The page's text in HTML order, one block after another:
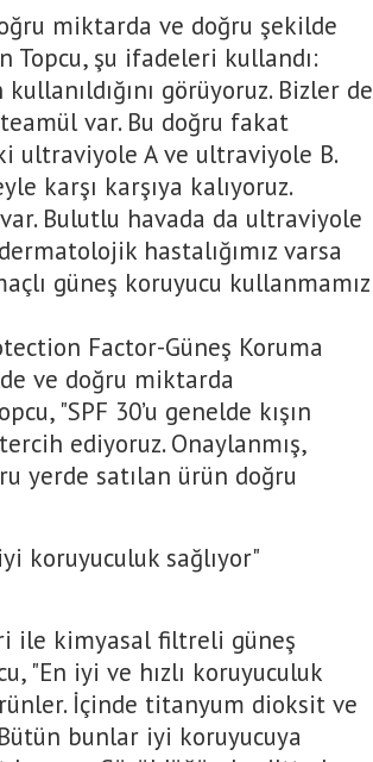
miktarda ve doğru şekilde
Topcu, şu ifadeleri kullandı:
görüyoruz. Bizler de
var. Bu doğru fakat
ultraviyole A ve ultraviyole B.
karşı karşıya kalıyoruz.
Bulutlu havada da ultraviyole
hastalığımız varsa
güneş koruyucu kullanmamız
Factor-Güneş Koruma
ve doğru miktarda
"SPF 30’u genelde kışın
ediyoruz. Onaylanmış,
yerde satılan ürün doğru
koruyuculuk sağlıyor"
ile kimyasal filtreli güneş
"En iyi ve hızlı koruyuculuk
İçinde titanyum dioksit ve
bunlar iyi koruyucuya